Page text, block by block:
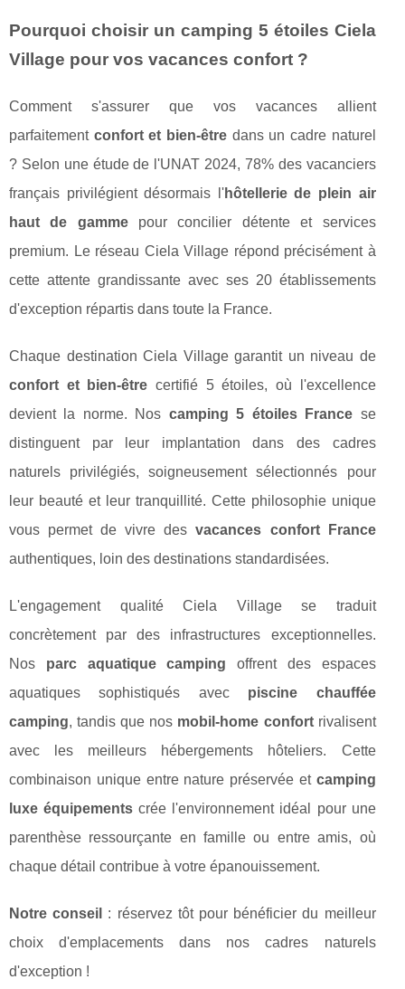
Pourquoi choisir un camping 5 étoiles Ciela
Village pour vos vacances confort ?
Comment s'assurer que vos vacances allient
parfaitement confort et bien-êtredans un cadre naturel
? Selon une étude de l'UNAT 2024, 78% des vacanciers
français privilégient désormais l'hôtellerie de plein air
haut de gammepour concilier détente et services
premium. Le réseau Ciela Village répond précisément à
cette attente grandissante avec ses 20 établissements
d'exception répartis dans toute la France.
Chaque destination Ciela Village garantit un niveau de
confort et bien-être certifié 5 étoiles, où l'excellence
devient la norme. Nos camping 5 étoiles France se
distinguent par leur implantation dans des cadres
naturels privilégiés, soigneusement sélectionnés pour
leur beauté et leur tranquillité. Cette philosophie unique
vous permet de vivre desvacances confort France
authentiques, loin des destinations standardisées.
L'engagement qualité Ciela Village se traduit
concrètement par des infrastructures exceptionnelles.
Nos parc aquatique camping offrent des espaces
aquatiques sophistiqués avec piscine chauffée
camping, tandis que nos mobil-home confortrivalisent
avec les meilleurs hébergements hôteliers. Cette
combinaison unique entre nature préservée et camping
luxe équipements crée l'environnement idéal pour une
parenthèse ressourçante en famille ou entre amis, où
chaque détail contribue à votre épanouissement.
Notre conseil
: réservez tôt pour bénéficier du meilleur
choix d'emplacements dans nos cadres naturels
d'exception !